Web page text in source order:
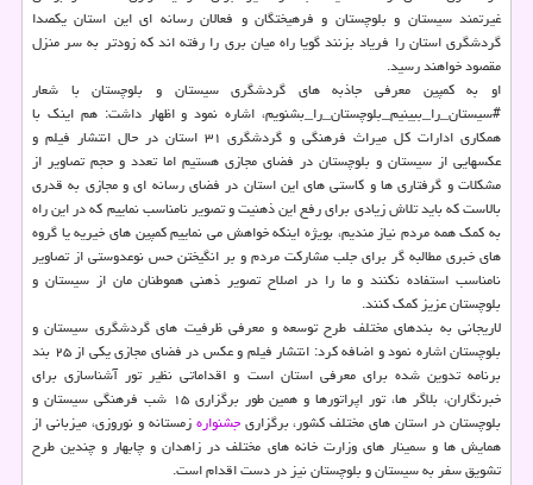
غیرتمند سیستان و بلوچستان و فرهیختگان و فعالان رسانه ای این استان یكصدا
گردشگری استان را فریاد بزنند گویا راه میان بری را رفته اند كه زودتر به سر منزل
مقصود خواهند رسید.
او به كمپین معرفی جاذبه های گردشگری سیستان و بلوچستان با شعار
#سیستان_را_ببینیم_بلوچستان_را_بشنویم، اشاره نمود و اظهار داشت: هم اینك با
همكاری ادارات كل میراث فرهنگی و گردشگری ۳۱ استان در حال انتشار فیلم و
عكسهایی از سیستان و بلوچستان در فضای مجازی هستیم اما تعدد و حجم تصاویر از
مشكلات و گرفتاری ها و كاستی های این استان در فضای رسانه ای و مجازی به قدری
بالاست كه باید تلاش زیادی برای رفع این ذهنیت و تصویر نامناسب نماییم كه در این راه
به كمك همه مردم نیاز مندیم، بویژه اینكه خواهش می نماییم كمپین های خیریه یا گروه
های خبری مطالبه گر برای جلب مشاركت مردم و بر انگیختن حس نوعدوستی از تصاویر
نامناسب استفاده نكنند و ما را در اصلاح تصویر ذهنی هموطنان مان از سیستان و
بلوچستان عزیز كمك كنند.
لاریجانی به بندهای مختلف طرح توسعه و معرفی ظرفیت های گردشگری سیستان و
بلوچستان اشاره نمود و اضافه كرد: انتشار فیلم و عكس در فضای مجازی یكی از ۲۵ بند
برنامه تدوین شده برای معرفی استان است و اقداماتی نظیر تور آشناسازی برای
خبرنگاران، بلاگر ها، تور اپراتورها و همین طور برگزاری ۱۵ شب فرهنگی سیستان و
بلوچستان در استان های مختلف كشور، برگزاریجشنوارهزمستانه و نوروزی، میزبانی از
همایش ها و سمینار های وزارت خانه های مختلف در زاهدان و چابهار و چندین طرح
تشویق سفر به سیستان و بلوچستان نیز در دست اقدام است.